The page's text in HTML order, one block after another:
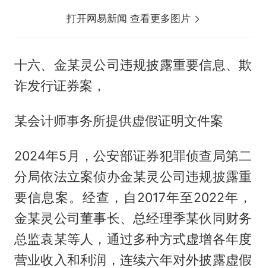
打开网易新闻 查看更多图片
十六、金某灵公司违规披露重要信息、欺
诈发行证券案，
某会计师事务所提供虚假证明文件案
2024年5月，公安部证券犯罪侦查局第二
分局依法立案侦办金某灵公司违规披露重
要信息案。经查，自2017年至2022年，
金某灵公司董事长、总经理季某伙同财务
总监袁某等人，通过多种方式虚增各年度
营业收入和利润，连续六年对外披露虚假